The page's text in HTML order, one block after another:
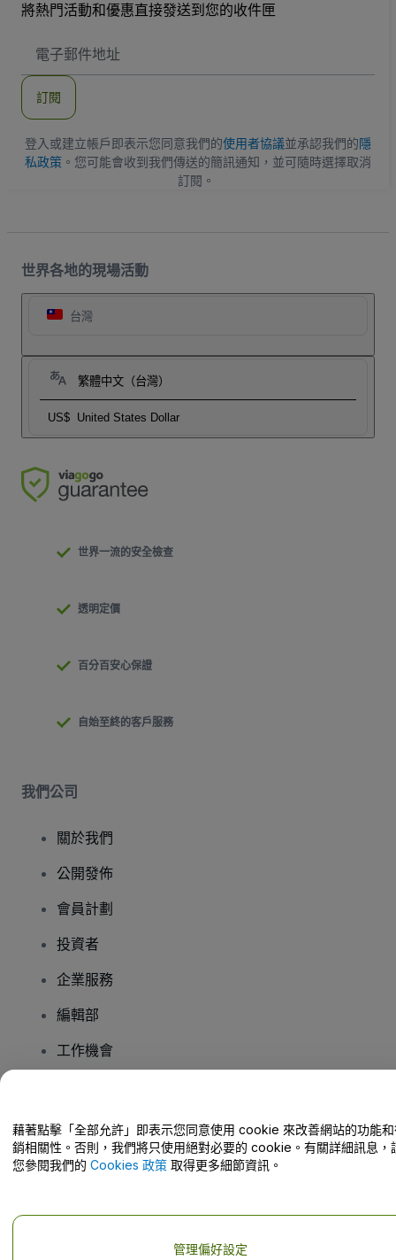
將熱門活動和優惠直接發送到您的收件匣
子
地
訂閱
登入或建立帳戶即表示您同意我們的使用者協議並承認我們的隱
私政策 。您可能會收到我們傳送的簡訊通知，並可隨時選擇取消
訂閱。
世界各地的現場活動
台灣
繁體中文（台灣）
US$ United States Dollar
世界一流的安全檢查
透明定價
百分百安心保證
自始至終的客戶服務
我們公司
關於我們
公開發佈
會員計劃
投資者
企業服務
編輯部
工作機會
幫助中心 / 聯絡我們
藉著點擊「全部允許」即表示您同意使用 cookie 來改善網站的功能
銷相關性。否則，我們將只使用絕對必要的 cookie。有關詳細訊息，
您參閱我們的 Cookies 政策 取得更多細節資訊。
管理偏好設定